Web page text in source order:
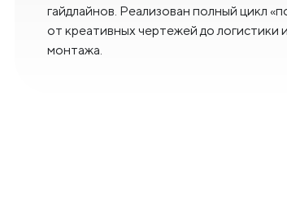
гайдлайнов. Реализован полный цикл
от креативных чертежей до логистики
монтажа.